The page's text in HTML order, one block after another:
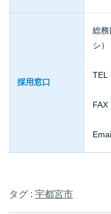
採用窓口
総務
シ）
TEL
タグ : 宇都宮市